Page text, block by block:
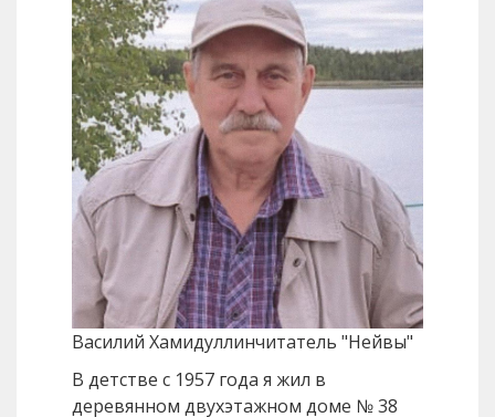
Василий Хамидуллинчитатель "Нейвы"
В детстве с 1957 года я жил в
деревянном двухэтажном доме № 38